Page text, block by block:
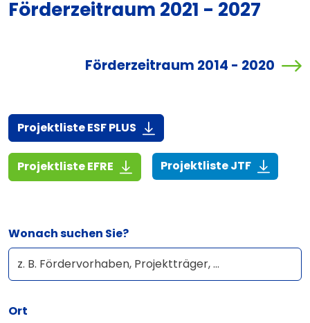
Förderzeitraum 2021 - 2027
Förderzeitraum 2014 - 2020
Projektliste ESF PLUS (916,7 KiB)
Projektliste EFRE (1,4 MiB)Projektliste JTF(268,6
Wonach suchen Sie?
Ort